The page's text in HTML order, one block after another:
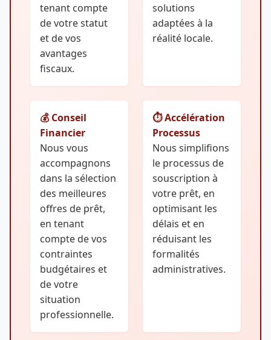
tenant compte
de votre statut
et de vos
avantages
fiscaux.
solutions
adaptées à la
réalité locale.
💰 Conseil
Financier
Nous vous
accompagnons
dans la sélection
des meilleures
offres de prêt,
en tenant
compte de vos
contraintes
budgétaires et
de votre
situation
professionnelle.
⏱️ Accélération
Processus
Nous simplifions
le processus de
souscription à
votre prêt, en
optimisant les
délais et en
réduisant les
formalités
administratives.